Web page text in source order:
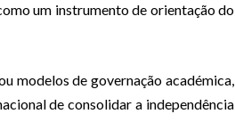
um instrumento de orientação do
modelos de governação académica,
de consolidar a independência